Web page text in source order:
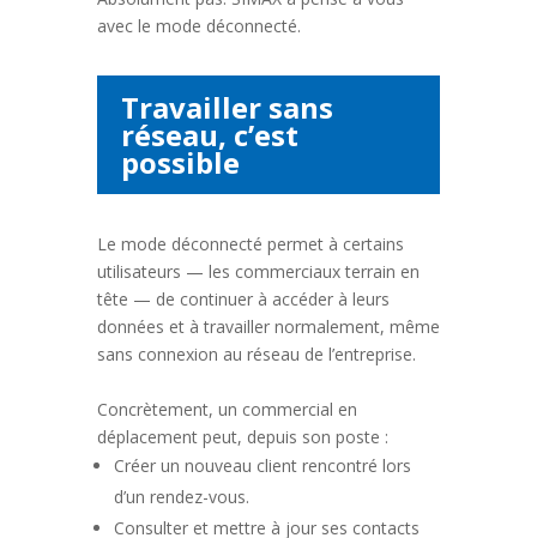
avec le mode déconnecté.
Travailler sans
réseau, c’est
possible
Le mode déconnecté permet à certains
utilisateurs — les commerciaux terrain en
tête — de continuer à accéder à leurs
données et à travailler normalement, même
sans connexion au réseau de l’entreprise.
Concrètement, un commercial en
déplacement peut, depuis son poste :
Créer un nouveau client rencontré lors
d’un rendez-vous.
Consulter et mettre à jour ses contacts